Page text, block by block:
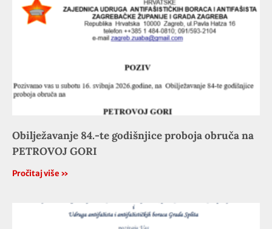
Obilježavanje 84.-te godišnjice proboja obruča na
PETROVOJ GORI
Pročitaj više »